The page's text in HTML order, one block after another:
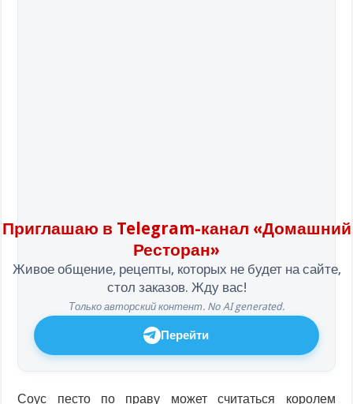
Приглашаю в Telegram-канал «Домашний
Ресторан»
Живое общение, рецепты, которых не будет на сайте,
стол заказов. Жду вас!
Только авторский контент. No AI generated.
Перейти
Соус песто по праву может считаться королем